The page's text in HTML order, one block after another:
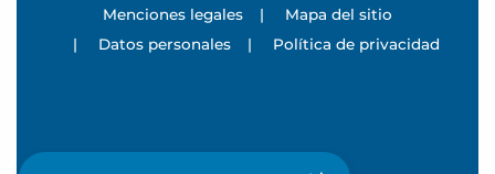
Menciones legales |
Mapa del sitio
|
Datos personales | Política de privacidad